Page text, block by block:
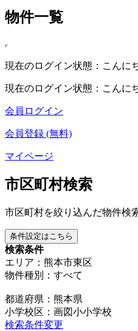
物件一覧
現在のログイン状態：こんに
現在のログイン状態：こんに
会員ログイン
会員登録 (無料)
マイページ
市区町村検索
市区町村を絞り込んだ物件検
条件設定はこちら
検索条件
エリア：熊本市東区
物件種別：すべて
都道府県：熊本県
小学校区：画図小小学校
検索条件変更